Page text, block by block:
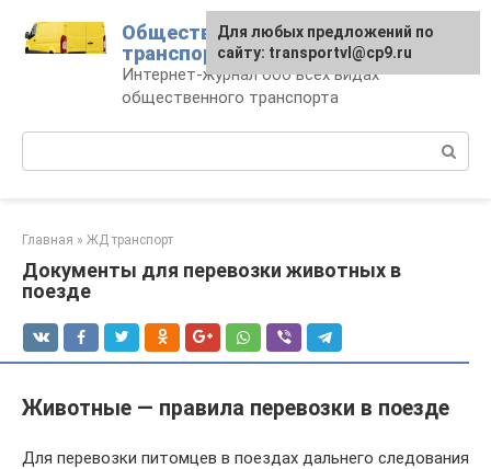
контенту
Общественный
транспорт
Интернет-журнал обо всех видах
общественного транспорта
Главная » ЖД транспорт
Документы для перевозки животных в
поезде
Животные — правила перевозки в поезде
Для перевозки питомцев в поездах дальнего следования
Для любых предложений по
сайту: transportvl@cp9.ru